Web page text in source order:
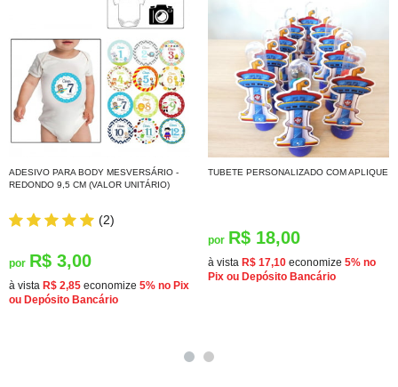
ADESIVO PARA BODY MESVERSÁRIO -
REDONDO 9,5 CM (VALOR UNITÁRIO)
(2)
por R$ 3,00
à vista R$ 2,85 economize 5% no Pix
ou Depósito Bancário
TUBETE PERSONALIZADO COM APLIQUE
por R$ 18,00
à vista R$ 17,10 economize 5% no
Pix ou Depósito Bancário